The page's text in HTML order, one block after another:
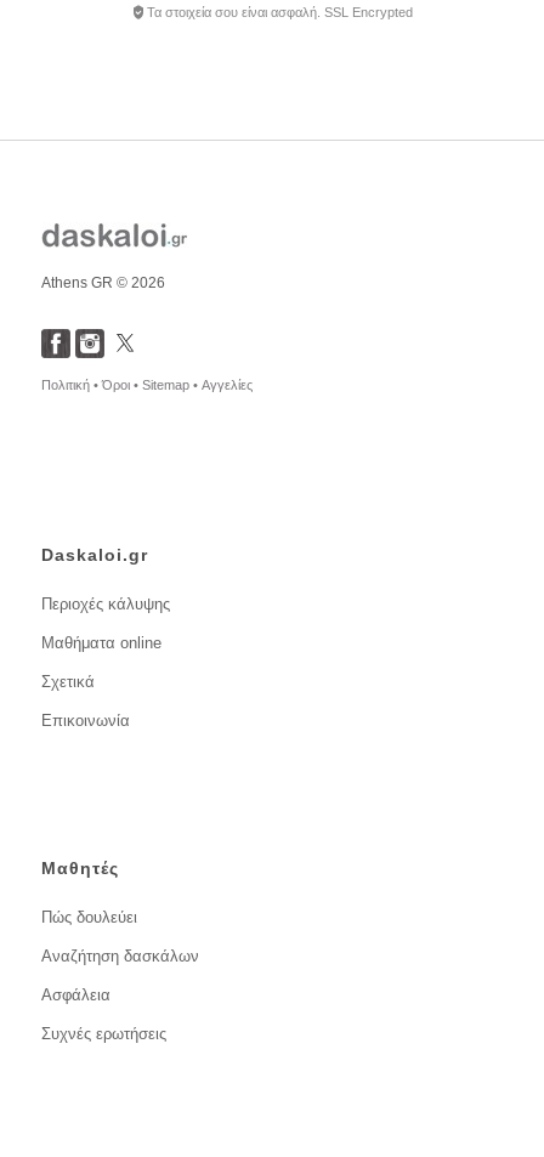
Τα στοιχεία σου είναι ασφαλή. SSL Encrypted
Athens GR © 2026
Πολιτική •Όροι • Sitemap • Αγγελίες
Daskaloi.gr
Περιοχές κάλυψης
Μαθήματα online
Σχετικά
Επικοινωνία
Μαθητές
Πώς δουλεύει
Αναζήτηση δασκάλων
Ασφάλεια
Συχνές ερωτήσεις